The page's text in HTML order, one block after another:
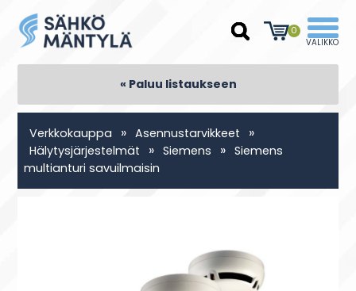
0
« Paluu listaukseen
Verkkokauppa » Asennustarvikkeet »
Hälytysjärjestelmät » Siemens » Siemens
multianturi savuilmaisin